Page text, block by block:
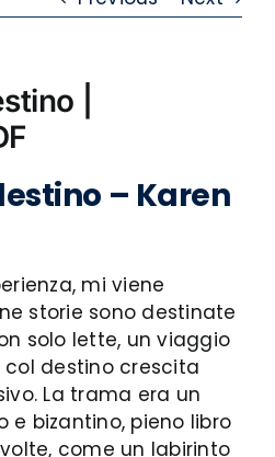
|
– Karen
mi viene
storie sono destinate
solo lette, un viaggio
destino crescita
La trama era un
e bizantino, pieno libro
come un labirinto